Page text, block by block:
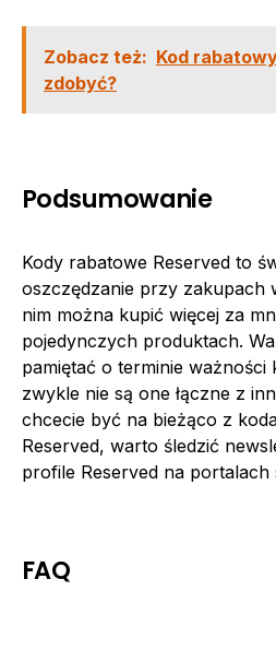
Zobacz też: Kod
zdobyć?
Podsumowanie
Kody rabatowe Reserved to
oszczędzanie przy zakupach
nim można kupić więcej za
pojedynczych produktach.
pamiętać o terminie
zwykle nie są one łączne z
chcecie być na bieżąco z
Reserved, warto śledzić
profile Reserved na portalach
FAQ